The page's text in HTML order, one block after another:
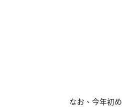
なお、今年初